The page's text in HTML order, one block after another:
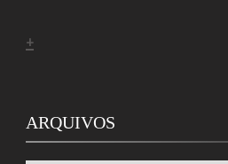
+
ARQUIVOS